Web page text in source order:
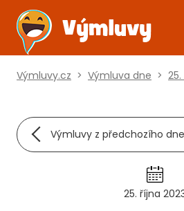
Výmluvy.cz > Výmluva dne >
Výmluvy z předchozího dne
25. října